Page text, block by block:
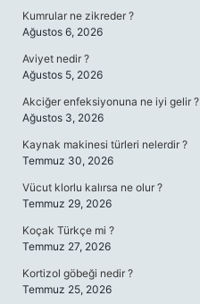
Kumrular ne zikreder ?
Ağustos 6, 2026
Aviyet nedir ?
Ağustos 5, 2026
Akciğer enfeksiyonuna ne iyi gelir ?
Ağustos 3, 2026
Kaynak makinesi türleri nelerdir ?
Temmuz 30, 2026
Vücut klorlu kalırsa ne olur ?
Temmuz 29, 2026
Koçak Türkçe mi ?
Temmuz 27, 2026
Kortizol göbeği nedir ?
Temmuz 25, 2026